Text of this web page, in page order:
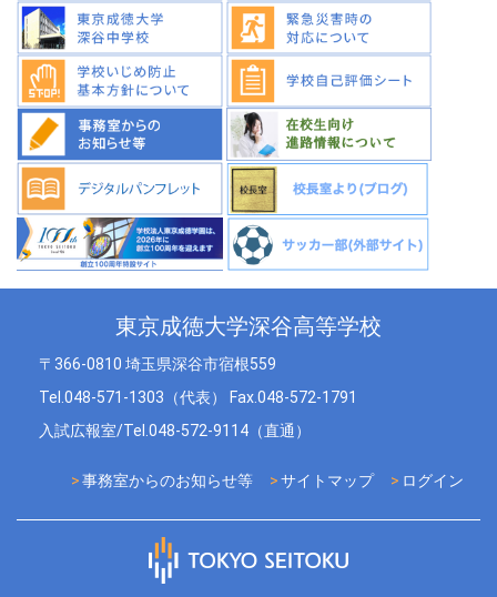
東京成徳大学深谷高等学校
〒366-0810 埼玉県深谷市宿根559
Tel.048-571-1303（代表） Fax.048-572-1791
入試広報室/Tel.048-572-9114（直通）
ログイン
サイトマップ
事務室からのお知らせ等